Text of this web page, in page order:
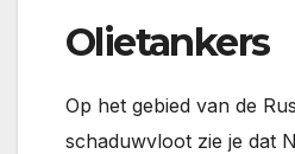
Olietankers
Op het gebied van de
schaduwvloot zie je dat